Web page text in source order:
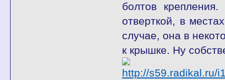
болтов
отверткой, в
случае, она в
к крышке. Ну